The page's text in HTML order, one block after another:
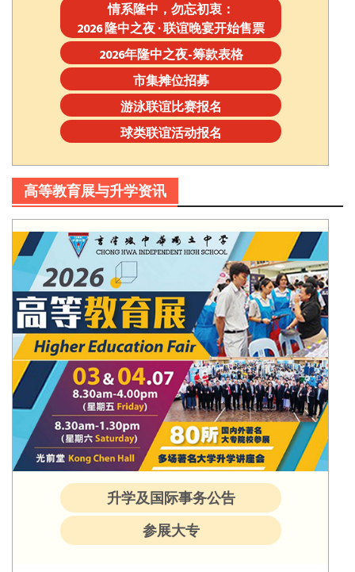
情系隆中，勿忘初衷：
2026 隆中之夜 · 联谊晚宴开始售票
2026年隆中之夜-筹款表格
市集摊位招募
游泳联谊比赛报名
球类联谊活动报名
高等教育展与升学资讯
升学及国际事务公告
参展大专